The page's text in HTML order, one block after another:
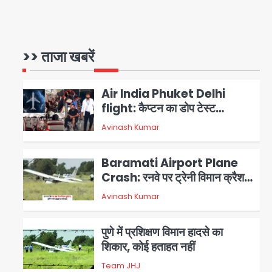
>> ताजा खबरें
1
2
Air India Phuket Delhi
flight: कैप्टन का डोप टेस्ट
पॉजिटिव, 17 घायल; DGCA जांच
जारी
Avinash Kumar
3
Baramati Airport Plane
Crash: रनवे पर ट्रेनी विमान क्रैश,
जांच शुरू
Avinash Kumar
4
पुणे में प्रशिक्षण विमान हादसे का
शिकार, कोई हताहत नहीं
Team JHJ